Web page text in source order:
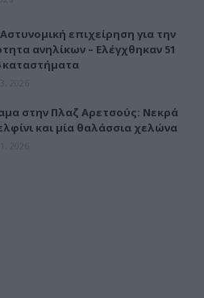
επιχείρηση για την
ανηλίκων – Ελέγχθηκαν 51
καταστήματα
στην Πλαζ Αρετσούς: Νεκρά
και μία θαλάσσια χελώνα